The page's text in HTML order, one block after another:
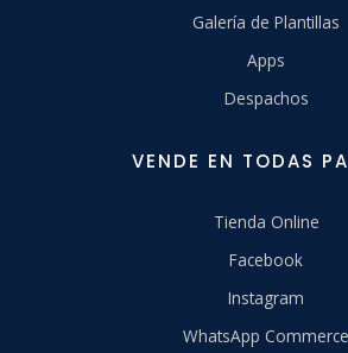
Galería de Plantillas
Apps
Despachos
VENDE EN TODAS
Tienda Online
Facebook
Instagram
WhatsApp Commerce